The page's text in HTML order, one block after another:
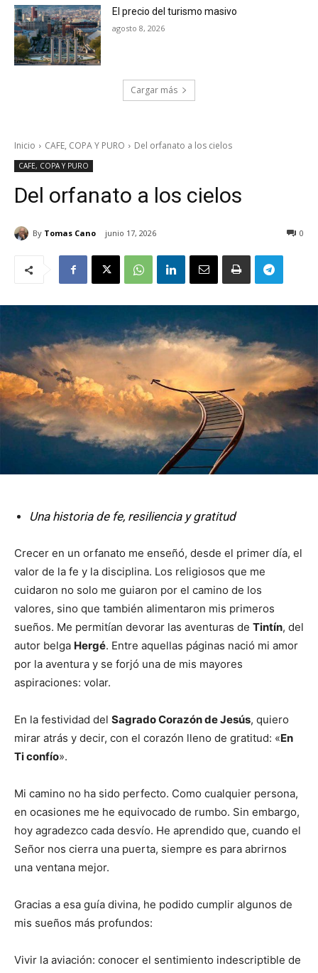
El precio del turismo masivo
agosto 8, 2026
Cargar más